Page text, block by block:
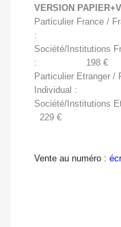
VERSION
Particulier France /
: 159
Société/Institutions
: 198  €
Particulier Etranger /
Individual
Société/
229  €
Vente au numéro :